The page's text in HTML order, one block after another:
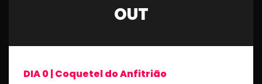
OUT
DIA 0 | Coquetel do Anfitrião